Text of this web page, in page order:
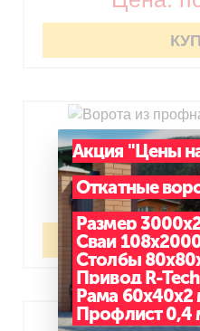
Ворота из
Цена:
Акция "Цены
Откатные
Размер
Сваи
Столбы
Привод R-
Рама
Профлист 0,4